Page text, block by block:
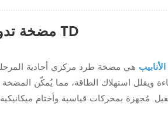
مضخة تدوير خط الأنابيب TD
هي مضخة طرد مركزي أحادية
ويقلل استهلاك الطاقة، مما يُمكّن
مُجهزة بمحركات قياسية وأختام